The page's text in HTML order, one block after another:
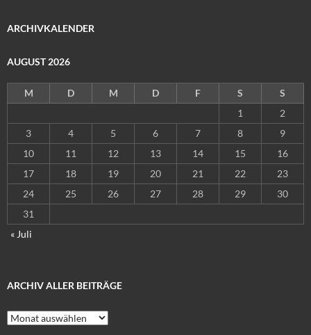
ARCHIVKALENDER
AUGUST 2026
M D M D F S
S
1
2
3
4 5 6 7 8
9
10
11 12 13 14 15
16
17
18 19 20 21 22
23
24
25 26 27 28 29
30
31
« Juli
ARCHIV ALLER BEITRÄGE
Archiv
aller